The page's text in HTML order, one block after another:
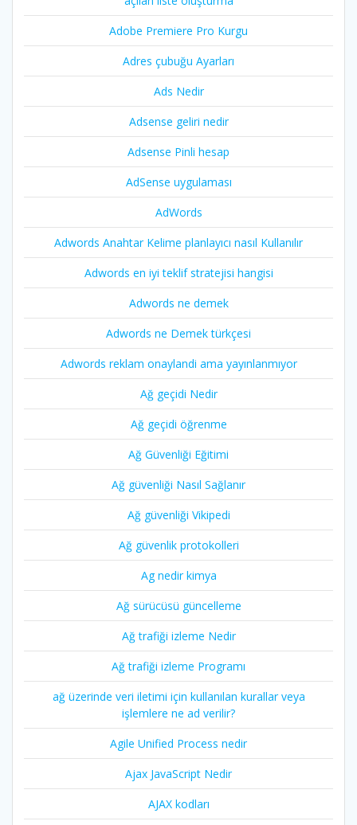
Adobe Premiere Pro Kurgu
Adres çubuğu Ayarları
Ads Nedir
Adsense geliri nedir
Adsense Pinli hesap
AdSense uygulaması
AdWords
Adwords Anahtar Kelime planlayıcı nasıl Kullanılır
Adwords en iyi teklif stratejisi hangisi
Adwords ne demek
Adwords ne Demek türkçesi
Adwords reklam onaylandi ama yayınlanmıyor
Ağ geçidi Nedir
Ağ geçidi öğrenme
Ağ Güvenliği Eğitimi
Ağ güvenliği Nasıl Sağlanır
Ağ güvenliği Vikipedi
Ağ güvenlik protokolleri
Ag nedir kimya
Ağ sürücüsü güncelleme
Ağ trafiği izleme Nedir
Ağ trafiği izleme Programı
ağ üzerinde veri iletimi için kullanılan kurallar veya
işlemlere ne ad verilir?
Agile Unified Process nedir
Ajax JavaScript Nedir
AJAX kodları